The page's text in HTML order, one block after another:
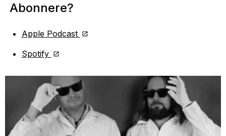
Abonnere?
Apple Podcast
Spotify